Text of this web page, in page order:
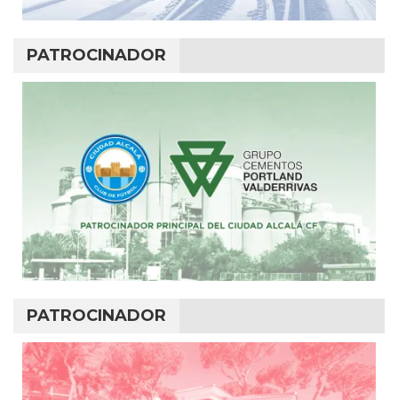
PATROCINADOR
PATROCINADOR